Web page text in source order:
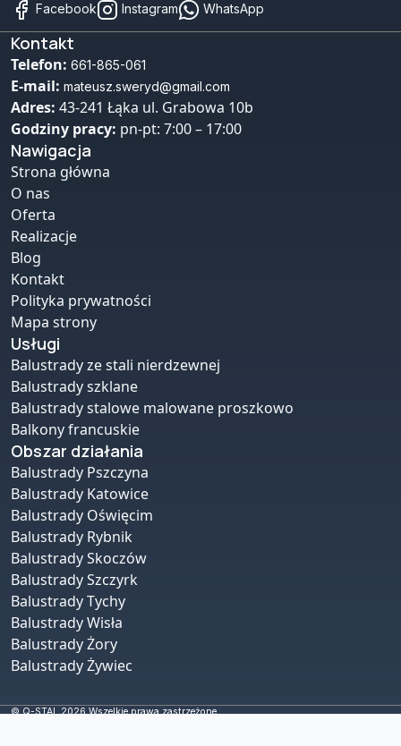
Facebook Instagram WhatsApp
Kontakt
Telefon: 661-865-061
E-mail: mateusz.sweryd@gmail.com
Adres: 43-241 Łąka ul. Grabowa 10b
Godziny pracy: pn-pt: 7:00 – 17:00
Nawigacja
Strona główna
O nas
Oferta
Realizacje
Blog
Kontakt
Polityka prywatności
Mapa strony
Usługi
Balustrady ze stali nierdzewnej
Balustrady szklane
Balustrady stalowe malowane proszkowo
Balkony francuskie
Obszar działania
Balustrady Pszczyna
Balustrady Katowice
Balustrady Oświęcim
Balustrady Rybnik
Balustrady Skoczów
Balustrady Szczyrk
Balustrady Tychy
Balustrady Wisła
Balustrady Żory
Balustrady Żywiec
© Q-STAL 2026 Wszelkie prawa zastrzeżone.